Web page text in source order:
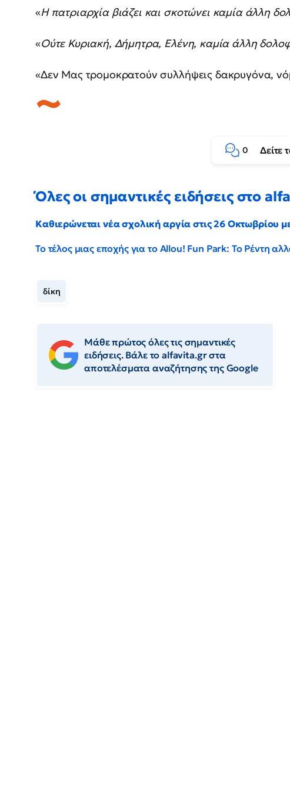
«Η πατριαρχία βιάζει και σκοτώνει καμία άλλη
«Ούτε Κυριακή, Δήμητρα, Ελένη, καμία άλλη
«Δεν Μας τρομοκρατούν συλλήψεις δακρυγόνα,
0 Δείτε
Όλες οι σημαντικές ειδήσεις στο
Καθιερώνεται νέα σχολική αργία στις 26 Οκτωβρίου
Το τέλος μιας εποχής για το Allou! Fun Park: Το Ρέντη
δίκη
Μάθε πρώτος όλες τις σημαντικές
ειδήσεις. Βάλε το alfavita.gr στα
αποτελέσματα αναζήτησης της Google